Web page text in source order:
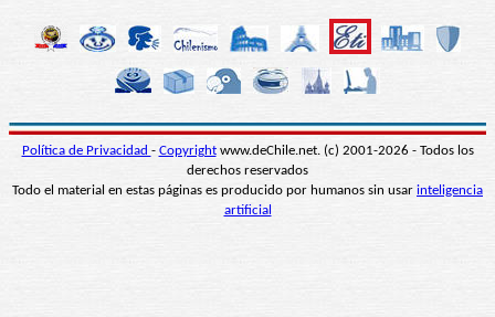
Política de Privacidad - Copyrightwww.deChile.net. (c) 2001-2026 - Todos los
derechos reservados
Todo el material en estas páginas es producido por humanos sin usar inteligencia
artificial